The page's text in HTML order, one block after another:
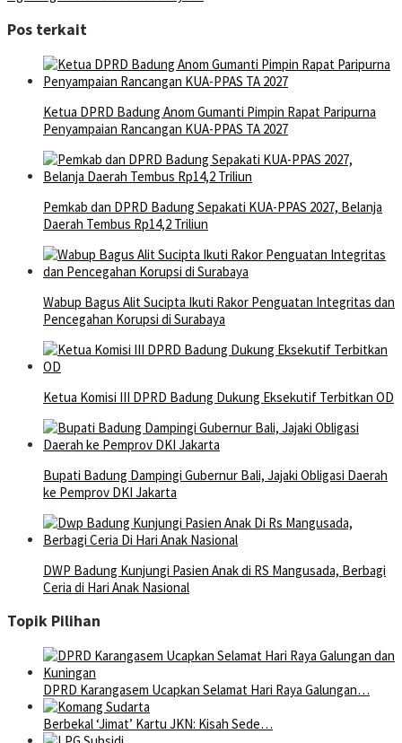
Pos terkait
Ketua DPRD Badung Anom Gumanti Pimpin Rapat Paripurna
Penyampaian Rancangan KUA-PPAS TA 2027
Pemkab dan DPRD Badung Sepakati KUA-PPAS 2027, Belanja
Daerah Tembus Rp14,2 Triliun
Wabup Bagus Alit Sucipta Ikuti Rakor Penguatan Integritas dan
Pencegahan Korupsi di Surabaya
Ketua Komisi III DPRD Badung Dukung Eksekutif Terbitkan OD
Bupati Badung Dampingi Gubernur Bali, Jajaki Obligasi Daerah
ke Pemprov DKI Jakarta
DWP Badung Kunjungi Pasien Anak di RS Mangusada, Berbagi
Ceria di Hari Anak Nasional
Topik Pilihan
DPRD Karangasem Ucapkan Selamat Hari Raya Galungan…
Berbekal ‘Jimat’ Kartu JKN: Kisah Sede…